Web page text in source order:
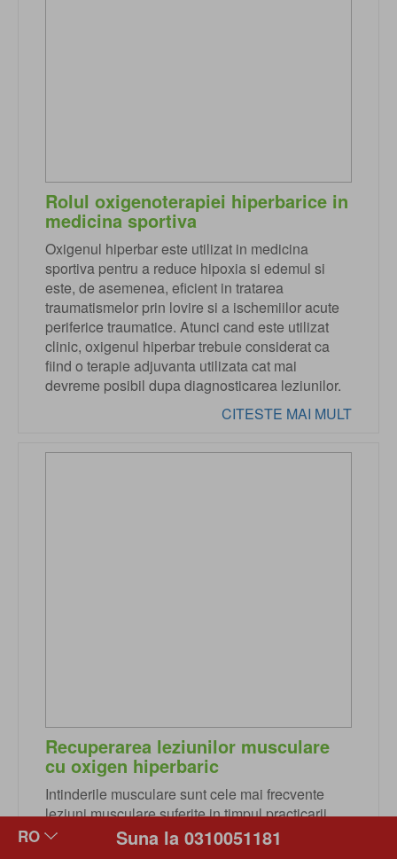
Rolul oxigenoterapiei hiperbarice in
medicina sportiva
Oxigenul hiperbar este utilizat in medicina
sportiva pentru a reduce hipoxia si edemul si
este, de asemenea, eficient in tratarea
traumatismelor prin lovire si a ischemiilor acute
periferice traumatice. Atunci cand este utilizat
clinic, oxigenul hiperbar trebuie considerat ca
fiind o terapie adjuvanta utilizata cat mai
devreme posibil dupa diagnosticarea leziunilor.
CITESTE MAI MULT
Recuperarea leziunilor musculare
cu oxigen hiperbaric
Intinderile musculare sunt cele mai frecvente
leziuni musculare suferite in timpul practicarii
unor sporturi de performanta. Recuperarea
Suna la 0310051181